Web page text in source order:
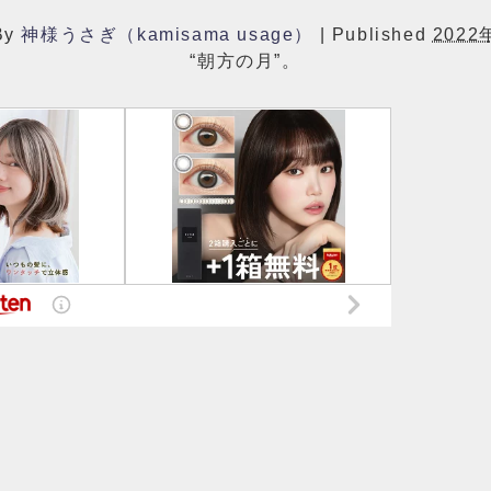
神様うさぎ（kamisama usage） Published 2022
“朝方の月”。